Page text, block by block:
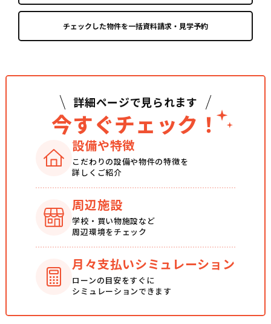
詳細ページで見られます
今すぐチェック！
設備や特徴
こだわりの設備や物件の特徴を
詳しくご紹介
周辺施設
学校・買い物施設など
周辺環境をチェック
月々支払いシミュレーション
ローンの目安をすぐに
シミュレーションできます